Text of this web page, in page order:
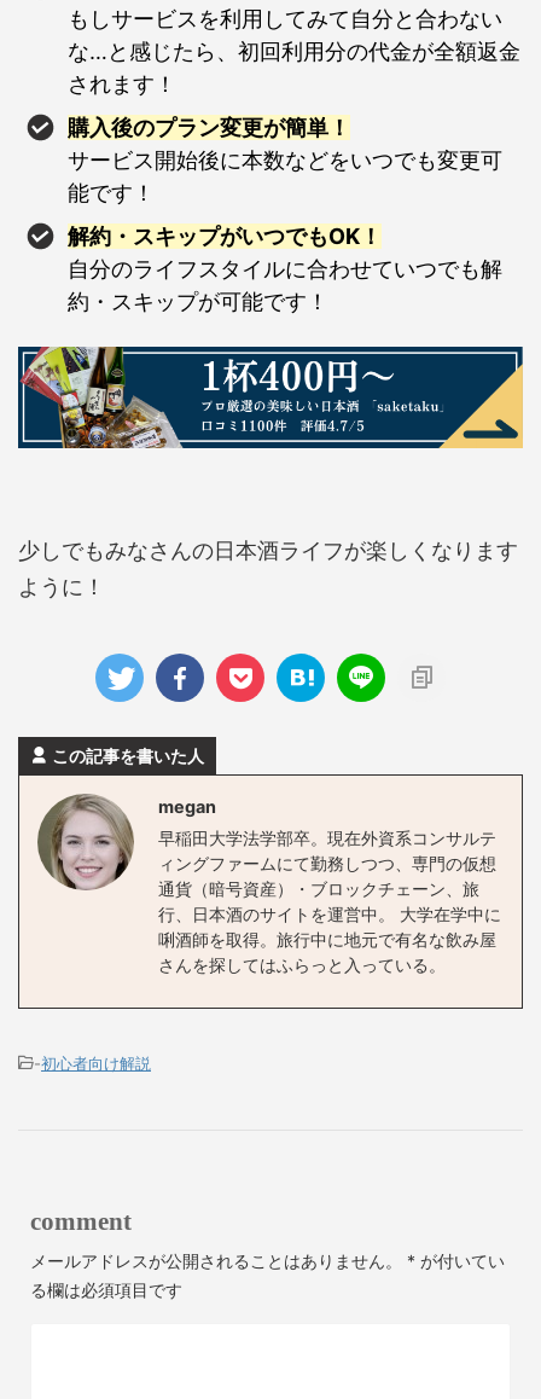
もしサービスを利用してみて自分と合わない
な…と感じたら、初回利用分の代金が全額返金
されます！
購入後のプラン変更が簡単！
サービス開始後に本数などをいつでも変更可
能です！
解約・スキップがいつでもOK！
自分のライフスタイルに合わせていつでも解
約・スキップが可能です！
少しでもみなさんの日本酒ライフが楽しくなります
ように！
この記事を書いた人
megan
早稲田大学法学部卒。現在外資系コンサルテ
ィングファームにて勤務しつつ、専門の仮想
通貨（暗号資産）・ブロックチェーン、旅
行、日本酒のサイトを運営中。 大学在学中に
唎酒師を取得。旅行中に地元で有名な飲み屋
さんを探してはふらっと入っている。
-初心者向け解説
comment
メールアドレスが公開されることはありません。 * が付いてい
る欄は必須項目です